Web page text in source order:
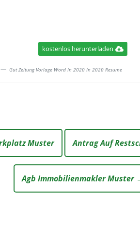
kostenlos herunterladen
Gut Zeitung Vorlage Word In 2020 In 2020 Resume
Muster Antrag Auf
Agb Immobilienmakler Muster